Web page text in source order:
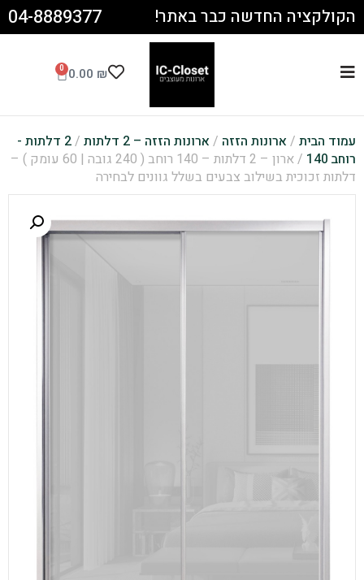
הקולקציה החדשה כבר באתר! 04-8889377
0.00 ₪
0
עמוד הבית / ארונות הזזה / ארונות הזזה – 2 דלתות /
2 דלתות -
רוחב 140
/ ארון – 2 דלתות – 140 רוחב ( 240 גובה | 60 עומק ) –
דלתות זכוכית בשילוב צבעים בשלל גוונים לבחירה